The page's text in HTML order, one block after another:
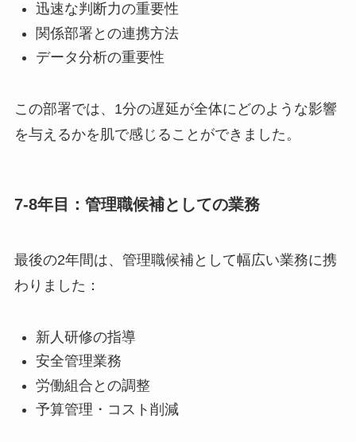
迅速な判断力の重要性
関係部署との連携方法
データ分析の重要性
この部署では、1分の遅延が全体にどのような影響
を与えるかを肌で感じることができました。
7-8年目：管理職候補としての業務
最後の2年間は、管理職候補として幅広い業務に携
わりました：
新人研修の指導
安全管理業務
労働組合との調整
予算管理・コスト削減